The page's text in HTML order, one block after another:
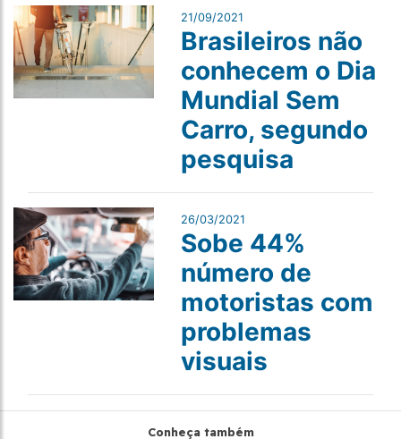
21/09/2021
Brasileiros não
conhecem o Dia
Mundial Sem
Carro, segundo
pesquisa
26/03/2021
Sobe 44%
número de
motoristas com
problemas
visuais
Conheça também